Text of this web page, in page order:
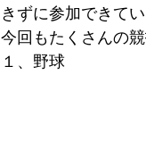
きずに参加できて
今回もたくさんの
１、野球